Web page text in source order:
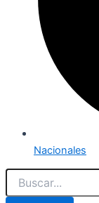
Nacionales